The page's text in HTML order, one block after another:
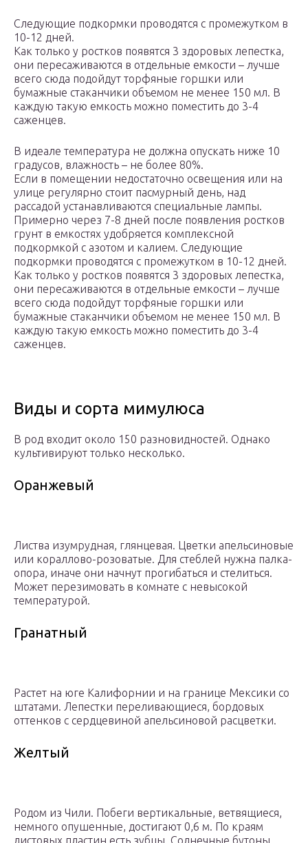
Следующие подкормки проводятся с промежутком в
10-12 дней.
Как только у ростков появятся 3 здоровых лепестка,
они пересаживаются в отдельные емкости – лучше
всего сюда подойдут торфяные горшки или
бумажные стаканчики объемом не менее 150 мл. В
каждую такую емкость можно поместить до 3-4
саженцев.
В идеале температура не должна опускать ниже 10
градусов, влажность – не более 80%.
Если в помещении недостаточно освещения или на
улице регулярно стоит пасмурный день, над
рассадой устанавливаются специальные лампы.
Примерно через 7-8 дней после появления ростков
грунт в емкостях удобряется комплексной
подкормкой с азотом и калием. Следующие
подкормки проводятся с промежутком в 10-12 дней.
Как только у ростков появятся 3 здоровых лепестка,
они пересаживаются в отдельные емкости – лучше
всего сюда подойдут торфяные горшки или
бумажные стаканчики объемом не менее 150 мл. В
каждую такую емкость можно поместить до 3-4
саженцев.
Виды и сорта мимулюса
В род входит около 150 разновидностей. Однако
культивируют только несколько.
Оранжевый
Листва изумрудная, глянцевая. Цветки апельсиновые
или кораллово-розоватые. Для стеблей нужна палка-
опора, иначе они начнут прогибаться и стелиться.
Может перезимовать в комнате с невысокой
температурой.
Гранатный
Растет на юге Калифорнии и на границе Мексики со
штатами. Лепестки переливающиеся, бордовых
оттенков с сердцевиной апельсиновой расцветки.
Желтый
Родом из Чили. Побеги вертикальные, ветвящиеся,
немного опушенные, достигают 0,6 м. По краям
листовых пластин есть зубцы. Солнечные бутоны